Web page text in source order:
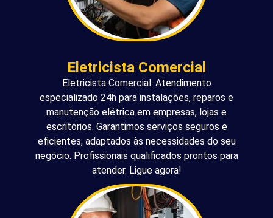
Eletricista Comercial
Eletricista Comercial: Atendimento
especializado 24h para instalações, reparos e
manutenção elétrica em empresas, lojas e
escritórios. Garantimos serviços seguros e
eficientes, adaptados às necessidades do seu
negócio. Profissionais qualificados prontos para
atender. Ligue agora!